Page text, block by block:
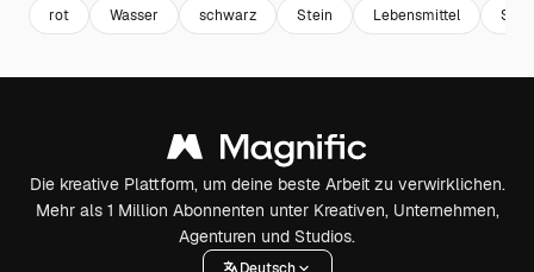
rot Wasser schwarz Stein Lebensmittel
Die kreative Plattform, um deine beste Arbeit zu verwirklichen.
Mehr als 1 Million Abonnenten unter Kreativen, Unternehmen,
Agenturen und Studios.
Deutsch